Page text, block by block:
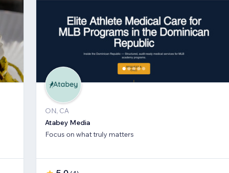
ON, CA
Atabey Media
Focus on what truly matters